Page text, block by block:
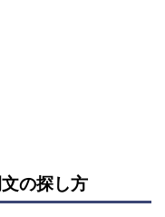
の探し方